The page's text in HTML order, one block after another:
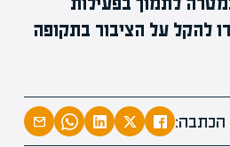
להקל על הציבור בתקופה
הקריירה